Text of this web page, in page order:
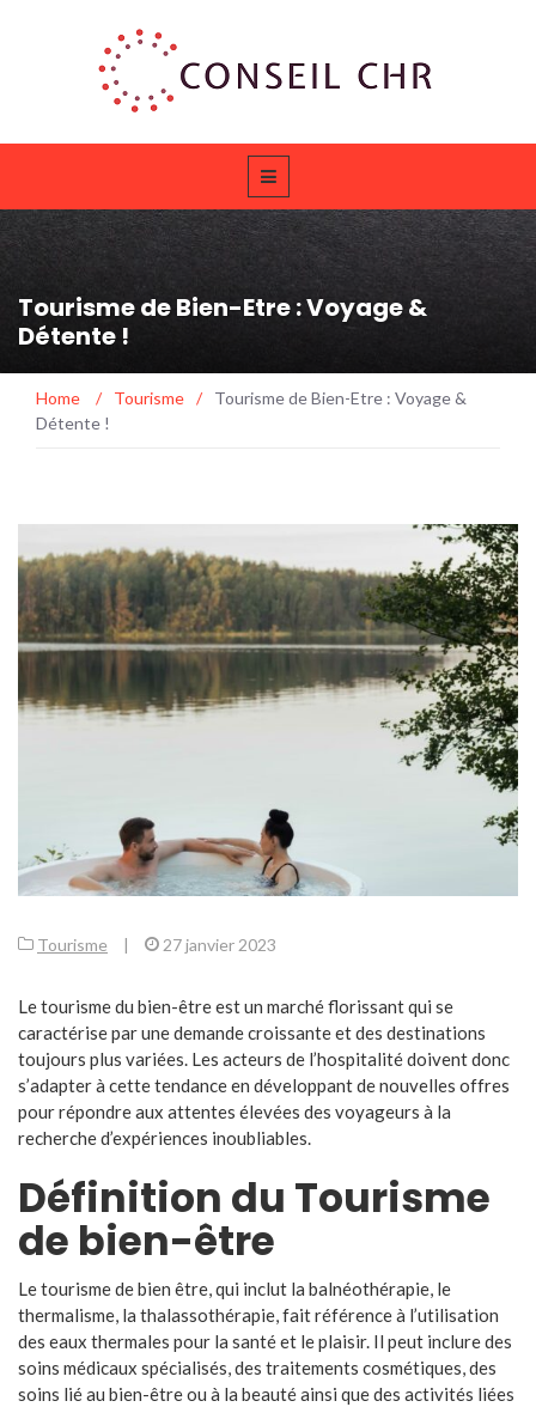
Tourisme de Bien-Etre : Voyage &
Détente !
Home / Tourisme /
Tourisme de Bien-Etre : Voyage &
Détente !
Tourisme | 27 janvier 2023
Le tourisme du bien-être est un marché florissant qui se
caractérise par une demande croissante et des destinations
toujours plus variées. Les acteurs de l’hospitalité doivent donc
s’adapter à cette tendance en développant de nouvelles offres
pour répondre aux attentes élevées des voyageurs à la
recherche d’expériences inoubliables.
Définition du Tourisme
de bien-être
Le tourisme de bien être, qui inclut la balnéothérapie, le
thermalisme, la thalassothérapie, fait référence à l’utilisation
des eaux thermales pour la santé et le plaisir. Il peut inclure des
soins médicaux spécialisés, des traitements cosmétiques, des
soins lié au bien-être ou à la beauté ainsi que des activités liées